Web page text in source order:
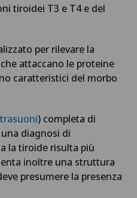
tiroidei T3 e T4 e del
per rilevare la
attaccano le proteine
caratteristici del morbo
) completa di
diagnosi di
la tiroide risulta più
inoltre una struttura
presumere la presenza